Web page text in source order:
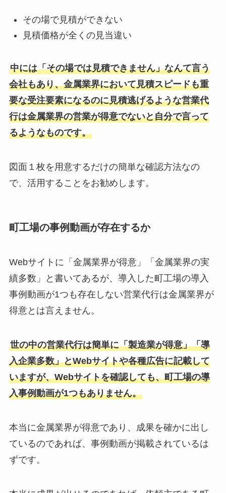
その場で見積ができない
見積価格が全くの見当違い
中には「その場では見積できません」なんて言う
会社もあり、金属業界において見積スピードも重
要な受注要素になるのに見積逃げるような営業代
行は金属業界の営業が得意でないと自分で言って
るようなものです。
図面１枚を用意するだけの簡単な確認方法なの
で、活用することをお勧めします。
町工場の事例動画が存在するか
Webサイトに「金属業界が得意」「金属業界の実
績多数」と書いてあるが、導入した町工場の導入
事例動画が1つも存在しない営業代行は金属業界が
得意とは言えません。
世の中の営業代行は簡単に「製造業が得意」「導
入企業多数」とWebサイトや各種広告に記載して
いますが、Webサイトを確認しても、町工場の導
入事例動画が1つもありません。
本当に金属業界が得意であり、成果を確かに出し
ているのであれば、事例動画が掲載されているは
ずです。